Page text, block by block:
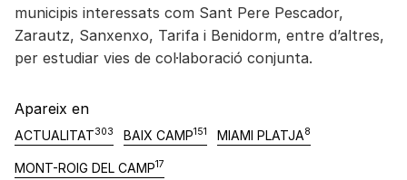
municipis interessats com Sant Pere Pescador,
Zarautz, Sanxenxo, Tarifa i Benidorm, entre d’altres,
per estudiar vies de col·laboració conjunta.
Apareix en
ACTUALITAT303 BAIX CAMP151 MIAMI PLATJA8
MONT-ROIG DEL CAMP17